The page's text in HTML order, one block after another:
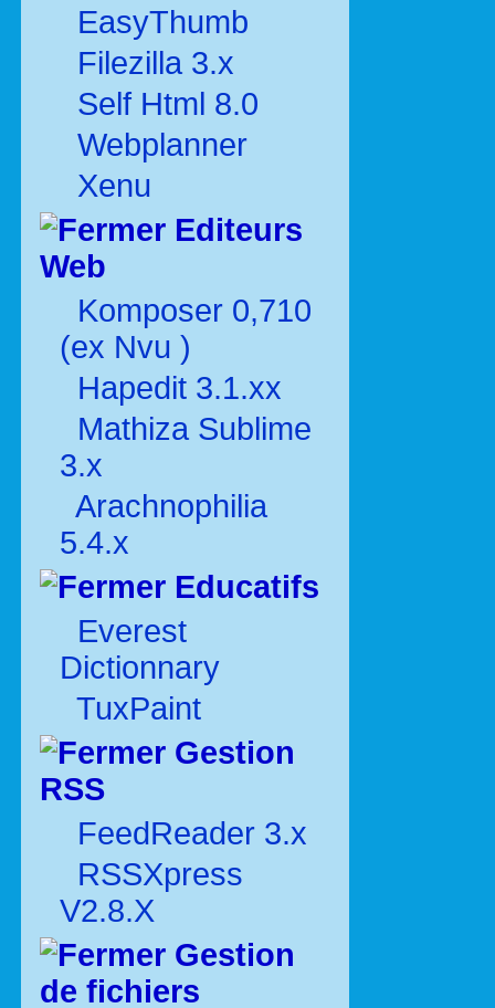
EasyThumb
Filezilla 3.x
Self Html 8.0
Webplanner
Xenu
Editeurs
Web
Komposer 0,710
(ex Nvu )
Hapedit 3.1.xx
Mathiza Sublime
3.x
Arachnophilia
5.4.x
Educatifs
Everest
Dictionnary
TuxPaint
Gestion
RSS
FeedReader 3.x
RSSXpress
V2.8.X
Gestion
de fichiers